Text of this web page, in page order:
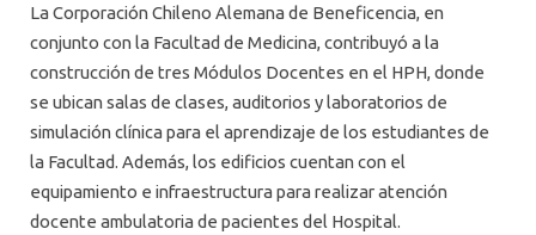
La Corporación Chileno Alemana de Beneficencia, en
conjunto con la Facultad de Medicina, contribuyó a la
construcción de tres Módulos Docentes en el HPH, donde
se ubican salas de clases, auditorios y laboratorios de
simulación clínica para el aprendizaje de los estudiantes de
la Facultad. Además, los edificios cuentan con el
equipamiento e infraestructura para realizar atención
docente ambulatoria de pacientes del Hospital.